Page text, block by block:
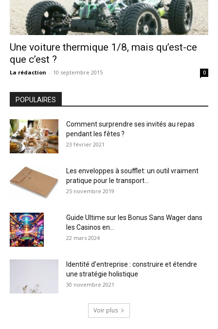
Une voiture thermique 1/8, mais qu’est-ce
que c’est ?
La rédaction - 10 septembre 2015 0
POPULAIRES
Comment surprendre ses invités au repas
pendant les fêtes ?
23 février 2021
Les enveloppes à soufflet: un outil vraiment
pratique pour le transport...
25 novembre 2019
Guide Ultime sur les Bonus Sans Wager dans
les Casinos en...
22 mars 2024
Identité d’entreprise : construire et étendre
une stratégie holistique
30 novembre 2021
Voir plus